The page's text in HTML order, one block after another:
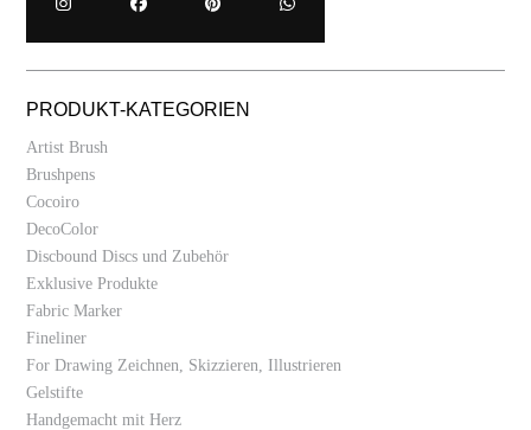
PRODUKT-KATEGORIEN
Artist Brush
Brushpens
Cocoiro
DecoColor
Discbound Discs und Zubehör
Exklusive Produkte
Fabric Marker
Fineliner
For Drawing Zeichnen, Skizzieren, Illustrieren
Gelstifte
Handgemacht mit Herz